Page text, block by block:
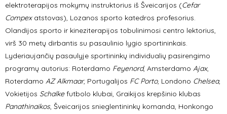
elektroterapijos mokymų instruktorius iš Šveicarijos (Cefar
Compexatstovas), Lozanos sporto katedros profesorius.
Olandijos sporto ir kineziterapijos tobulinimosi centro lektorius,
virš 30 metų dirbantis su pasaulinio lygio sportininkais.
Lyderiaujančių pasaulyje sportininkų individualių pasirengimo
programų autorius: Roterdamo Feyenord, Amsterdamo Ajax,
Roterdamo AZ Alkmaar, Portugalijos FC Porto, Londono Chelsea,
Vokietijos Schalkefutbolo klubai, Graikijos krepšinio klubas
Panathinaikos, Šveicarijos snieglentininkų komanda, Honkongo